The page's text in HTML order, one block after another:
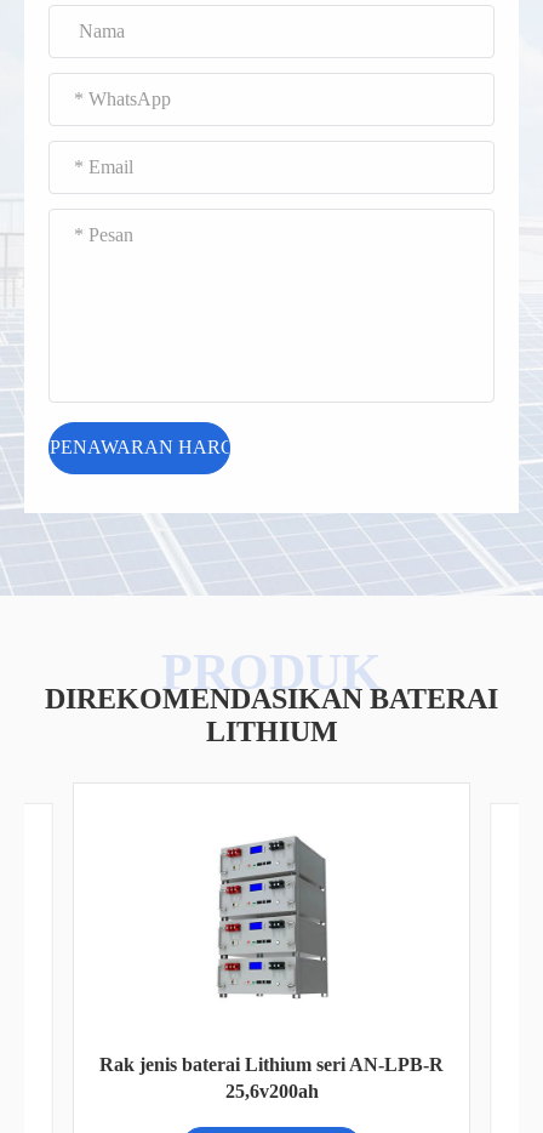
DIREKOMENDASIKAN BATERAI
LITHIUM
Rak jenis baterai Lithium seri AN-LPB-R
25,6v200ah